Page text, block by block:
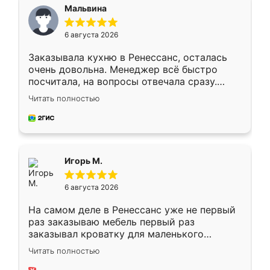
Мальвина
6 августа 2026
Заказывала кухню в Ренессанс, осталась
очень довольна. Менеджер всё быстро
посчитала, на вопросы отвечала сразу.
Замерщик приехал в субботу, подошёл к
делу со всей ответственностью. Собрали
за день, ребята работали аккуратно, даже
Читать полностью
Игорь М.
6 августа 2026
На самом деле в Ренессанс уже не первый
раз заказываю мебель первый раз
заказывал кроватку для маленького
ребёнка при его рождении ,во второй раз
заказал шкаф-купе. По качеству очень
Читать полностью